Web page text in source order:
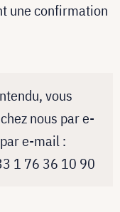
une confirmation
vous
nous par e-
e-mail :
1 76 36 10 90